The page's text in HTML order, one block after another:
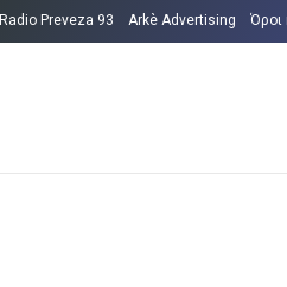
Radio Preveza 93 Arkè Advertising Όροι